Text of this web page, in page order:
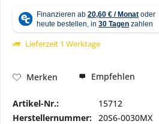
Lieferzeit 1 Werktage
Merken Empfehlen
Artikel-Nr.:
15712
Herstellernummer: 20S6-0030MX